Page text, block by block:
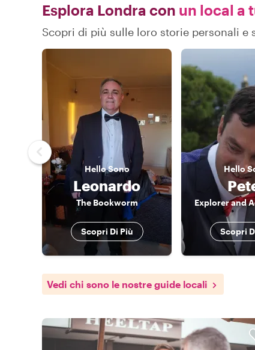
Esplora Londra con un local a
Scopri di più sulle loro storie personali e
HelloSono
Leonardo
The Bookworm
Scopri Di Più
Hello
Explorer and
Scopri
Vedi chi sono le nostre guide locali